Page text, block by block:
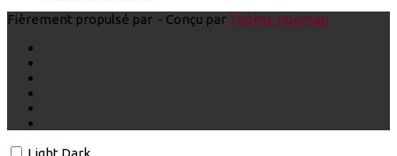
Fièrement propulsé par - Conçu par Thème Hueman